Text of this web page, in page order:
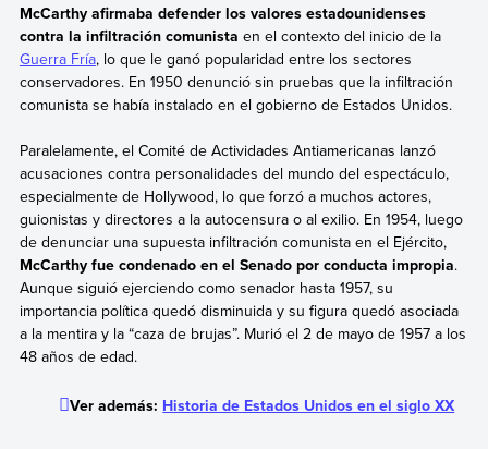
McCarthy afirmaba defender los valores estadounidenses
contra la infiltración comunista en el contexto del inicio de la
Guerra Fría, lo que le ganó popularidad entre los sectores
conservadores. En 1950 denunció sin pruebas que la infiltración
comunista se había instalado en el gobierno de Estados Unidos.
Paralelamente, el Comité de Actividades Antiamericanas lanzó
acusaciones contra personalidades del mundo del espectáculo,
especialmente de Hollywood, lo que forzó a muchos actores,
guionistas y directores a la autocensura o al exilio. En 1954, luego
de denunciar una supuesta infiltración comunista en el Ejército,
McCarthy fue condenado en el Senado por conducta impropia.
Aunque siguió ejerciendo como senador hasta 1957, su
importancia política quedó disminuida y su figura quedó asociada
a la mentira y la “caza de brujas”. Murió el 2 de mayo de 1957 a los
48 años de edad.
Ver además: Historia de Estados Unidos en el siglo XX